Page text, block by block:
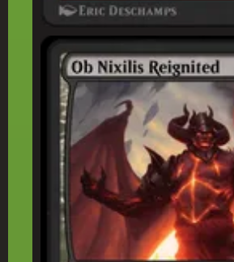
灯(ひ)の再(さい)覚(かく)醒(せい)、オブ・ニクシリス